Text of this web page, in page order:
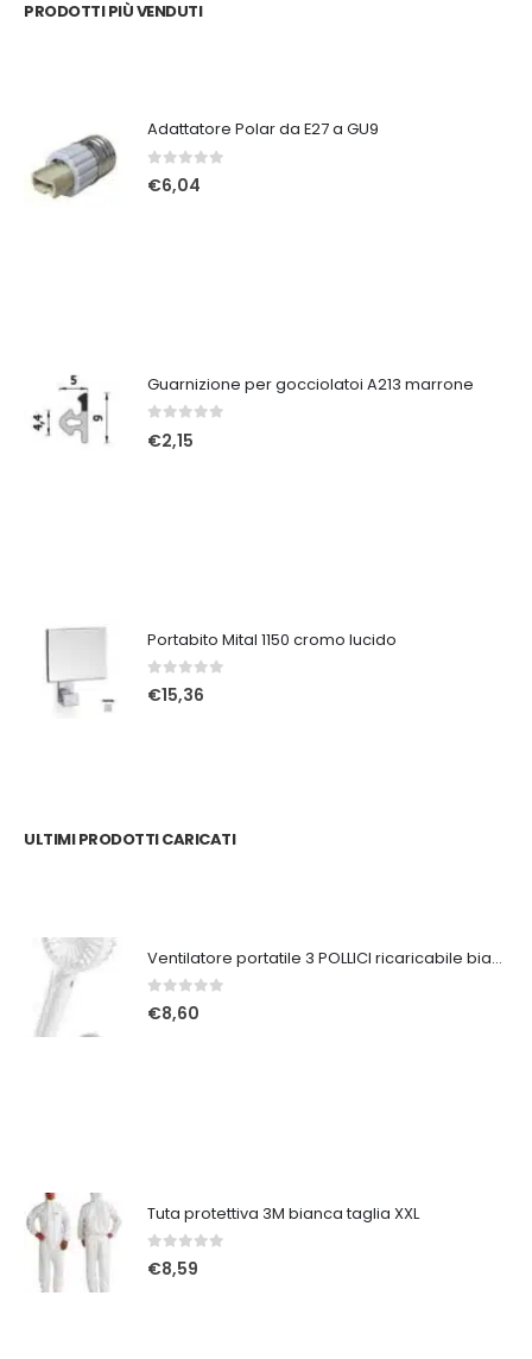
PRODOTTI PIÙ VENDUTI
Adattatore Polar da E27 a GU9
Su 5
€6,04
Guarnizione per gocciolatoi A213 marrone
Su 5
€2,15
Portabito Mital 1150 cromo lucido
0Su 5
€15,36
ULTIMI PRODOTTI CARICATI
Ventilatore portatile 3 POLLICI ricaricabile bianco
0Su 5
€8,60
Tuta protettiva 3M bianca taglia XXL
0Su 5
€8,59